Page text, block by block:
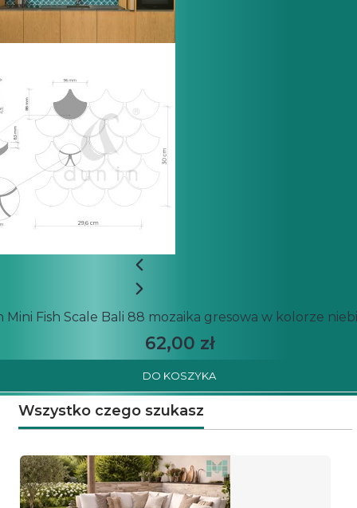
Mini Fish Scale Bali 88 mozaika gresowa w kolorze
62,00 zł
DO KOSZYKA
Wszystko czego szukasz